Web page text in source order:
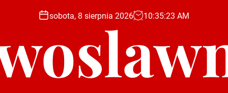
sobota, 8 sierpnia 2026 10:35:24 AM